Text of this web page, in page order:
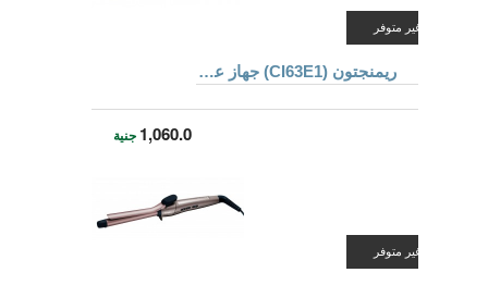
غير متوفر
ريمنجتون (CI63E1) جهاز عمل الشعر المموج
غير متوفر
1,060.0 جنية